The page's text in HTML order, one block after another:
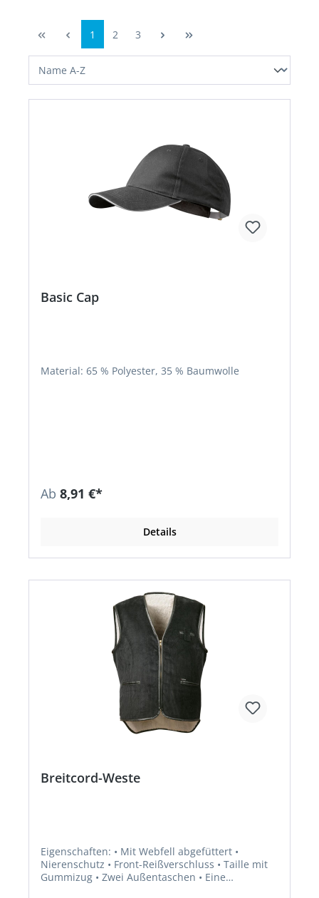
1 2 3
Basic Cap
Material: 65 % Polyester, 35 % Baumwolle
Ab 8,91 €*
Details
Breitcord-Weste
Eigenschaften: • Mit Webfell abgefüttert •
Nierenschutz • Front-Reißverschluss • Taille mit
Gummizug • Zwei Außentaschen • Eine